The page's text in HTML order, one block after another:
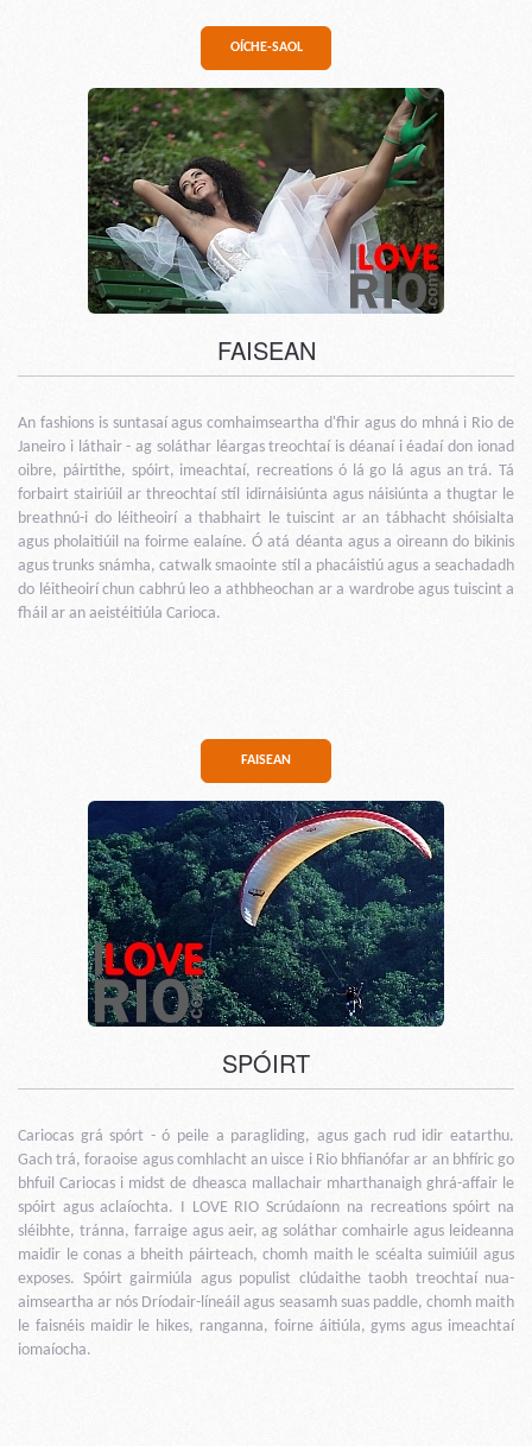
OÍCHE-SAOL
FAISEAN
An fashions is suntasaí agus comhaimseartha d'fhir agus do mhná i Rio de
Janeiro i láthair - ag soláthar léargas treochtaí is déanaí i éadaí don ionad
oibre, páirtithe, spóirt, imeachtaí, recreations ó lá go lá agus an trá. Tá
forbairt stairiúil ar threochtaí stíl idirnáisiúnta agus náisiúnta a thugtar le
breathnú-i do léitheoirí a thabhairt le tuiscint ar an tábhacht shóisialta
agus pholaitiúil na foirme ealaíne. Ó atá déanta agus a oireann do bikinis
agus trunks snámha, catwalk smaointe stíl a phacáistiú agus a seachadadh
do léitheoirí chun cabhrú leo a athbheochan ar a wardrobe agus tuiscint a
fháil ar an aeistéitiúla Carioca.
FAISEAN
SPÓIRT
Cariocas grá spórt - ó peile a paragliding, agus gach rud idir eatarthu.
Gach trá, foraoise agus comhlacht an uisce i Rio bhfianófar ar an bhfíric go
bhfuil Cariocas i midst de dheasca mallachair mharthanaigh ghrá-affair le
spóirt agus aclaíochta. I LOVE RIO Scrúdaíonn na recreations spóirt na
sléibhte, tránna, farraige agus aeir, ag soláthar comhairle agus leideanna
maidir le conas a bheith páirteach, chomh maith le scéalta suimiúil agus
exposes. Spóirt gairmiúla agus populist clúdaithe taobh treochtaí nua-
aimseartha ar nós Dríodair-líneáil agus seasamh suas paddle, chomh maith
le faisnéis maidir le hikes, ranganna, foirne áitiúla, gyms agus imeachtaí
iomaíocha.